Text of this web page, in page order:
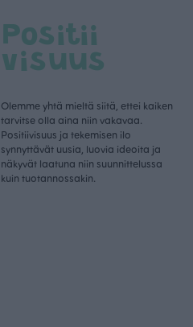
Positii
visuus
Olemme yhtä mieltä siitä, ettei kaiken
tarvitse olla aina niin vakavaa.
Positiivisuus ja tekemisen ilo
synnyttävät uusia, luovia ideoita ja
näkyvät laatuna niin suunnittelussa
kuin tuotannossakin.